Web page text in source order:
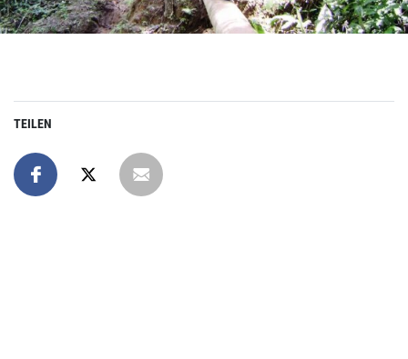
TEILEN